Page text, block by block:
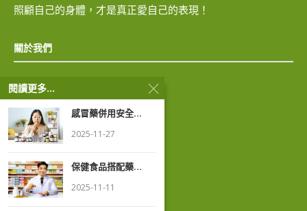
照顧自己的身體，才是真正愛自己的表現！
關於我們
隱私權政策
著作權聲明
閱讀更多...
感冒藥併用安全...
2025-11-27
保健食品搭配藥...
2025-11-11